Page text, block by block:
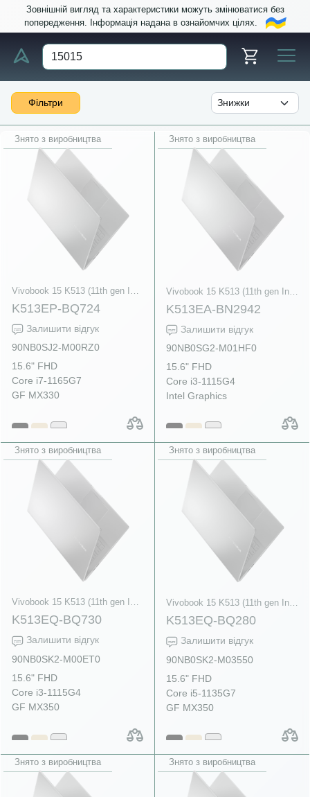
Зовнішній вигляд та характеристики можуть змінюватися без
попередження. Інформація надана в ознайомчих цілях.
Фільтри
Знято з виробництва
K513EP-BQ724
Залишити відгук
90NB0SJ2-M00RZ0
15.6" FHD
Core i7-1165G7
GF MX330
Знято з виробництва
K513EA-BN2942
Залишити відгук
90NB0SG2-M01HF0
15.6" FHD
Core i3-1115G4
Intel Graphics
Знято з виробництва
Vivobook 15 K513 (11th gen Intel)
K513EQ-BQ730
Залишити відгук
90NB0SK2-M00ET0
15.6" FHD
Core i3-1115G4
GF MX350
Знято з виробництва
Vivobook 15 K513 (11th gen Intel)
K513EQ-BQ280
Залишити відгук
90NB0SK2-M03550
15.6" FHD
Core i5-1135G7
GF MX350
Знято з виробництва Знято з виробництва